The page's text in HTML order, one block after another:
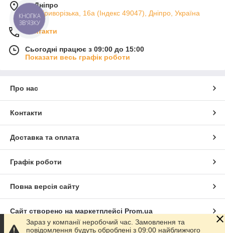
м. Дніпро
вул. Криворізька, 16а (Індекс 49047), Дніпро, Україна
Контакти
Сьогодні працює з 09:00 до 15:00
Показати весь графік роботи
Про нас
Контакти
Доставка та оплата
Графік роботи
Повна версія сайту
Сайт створено на маркетплейсі Prom.ua
Зараз у компанії неробочий час. Замовлення та
повідомлення будуть оброблені з 09:00 найближчого
КНОПКА
ЗВ'ЯЗКУ